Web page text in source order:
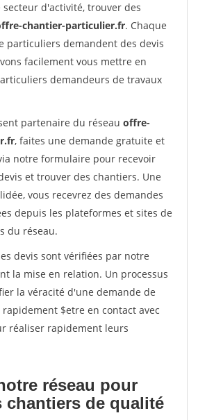
d'activité, trouver des
chantier-particulier.fr. Chaque
particuliers demandent des devis
facilement vous mettre en
demandeurs de travaux
partenaire du réseau offre-
, faites une demande gratuite et
notre formulaire pour recevoir
et trouver des chantiers. Une
vous recevrez des demandes
depuis les plateformes et sites de
du réseau.
devis sont vérifiées par notre
la mise en relation. Un processus
la véracité d'une demande de
rapidement $etre en contact avec
réaliser rapidement leurs
réseau pour
chantiers de qualité